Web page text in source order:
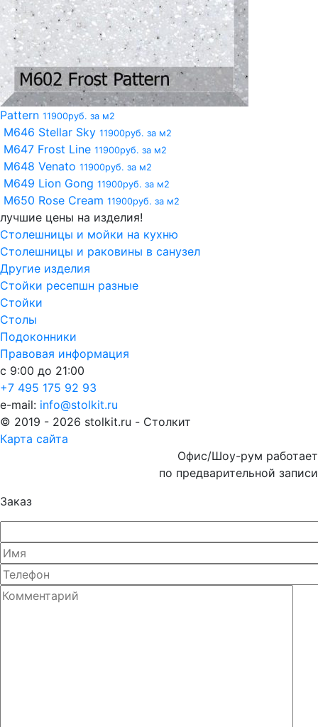
Pattern 11900руб. за м2
M646 Stellar Sky 11900руб. за м2
M647 Frost Line 11900руб. за м2
M648 Venato 11900руб. за м2
M649 Lion Gong 11900руб. за м2
M650 Rose Cream 11900руб. за м2
лучшие цены на изделия!
Столешницы и мойки на кухню
Столешницы и раковины в санузел
Другие изделия
Стойки ресепшн разные
Стойки
Столы
Подоконники
Правовая информация
с 9:00 до 21:00
+7 495 175 92 93
e-mail: info@stolkit.ru
© 2019 - 2026 stolkit.ru - Столкит
Карта сайта
Офис/Шоу-рум работает
по предварительной записи
Заказ